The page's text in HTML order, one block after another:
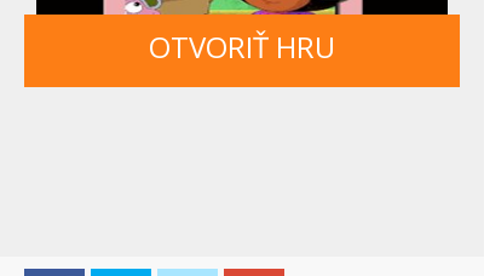
OTVORIŤ HRU